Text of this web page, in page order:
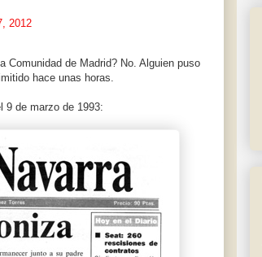
2012
Comunidad de Madrid? No. Alguien puso
hace unas horas.
9 de marzo de 1993: